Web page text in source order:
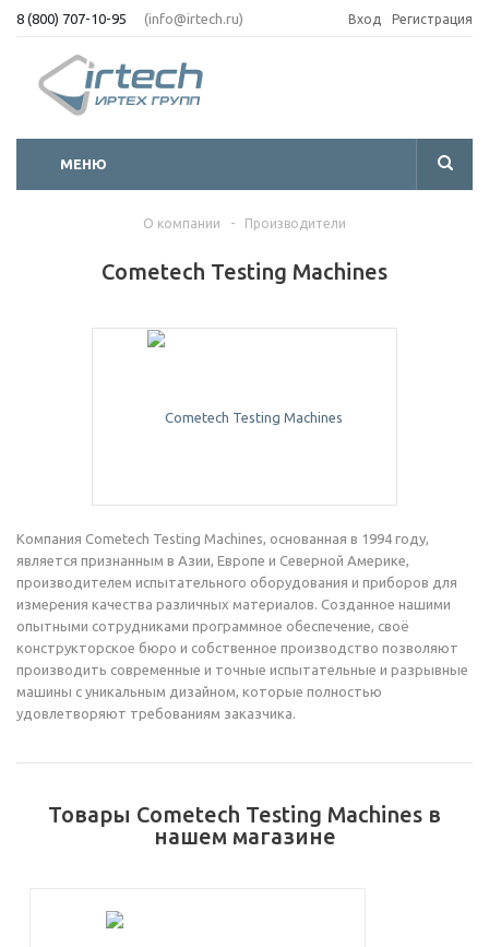
8 (800) 707-10-95 (info@irtech.ru) Вход Регистрация
МЕНЮ
О компании - Производители
Cometech Testing Machines
Компания Cometech Testing Machines, основанная в 1994 году,
является признанным в Азии, Европе и Северной Америке,
производителем испытательного оборудования и приборов для
измерения качества различных материалов. Созданное нашими
опытными сотрудниками программное обеспечение, своё
конструкторское бюро и собственное производство позволяют
производить современные и точные испытательные и разрывные
машины с уникальным дизайном, которые полностью
удовлетворяют требованиям заказчика.
Товары Cometech Testing Machines в
нашем магазине